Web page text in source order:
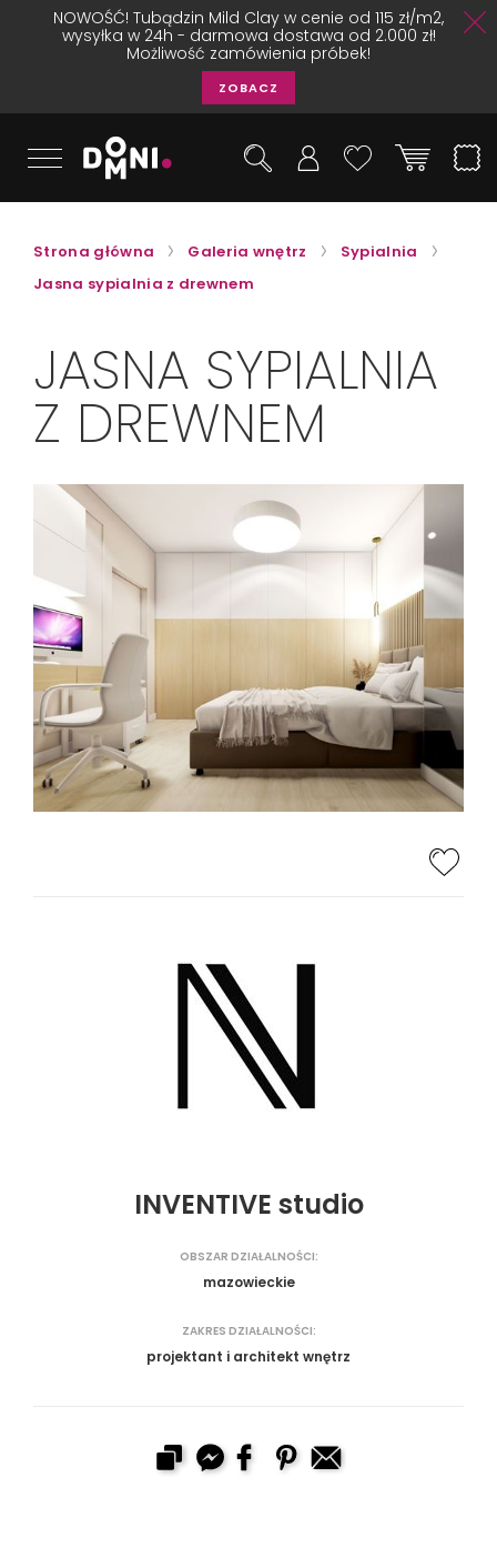
NOWOŚĆ! Tubądzin Mild Clay w cenie od 115 zł/m2,
wysyłka w 24h - darmowa dostawa od 2.000 zł!
Możliwość zamówienia próbek!
ZOBACZ
Strona główna Galeria wnętrz
Sypialnia
Jasna sypialnia z drewnem
JASNA SYPIALNIA
Z DREWNEM
INVENTIVE studio
OBSZAR DZIAŁALNOŚCI:
mazowieckie
ZAKRES DZIAŁALNOŚCI:
projektant i architekt wnętrz